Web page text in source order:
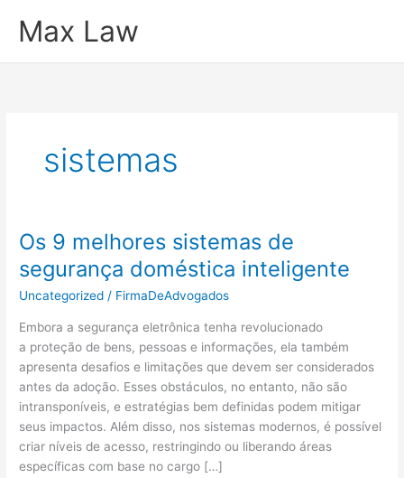
paraMax Law
sistemas
Os 9 melhores sistemas de
segurança doméstica inteligente
Uncategorized / FirmaDeAdvogados
Embora a segurança eletrônica tenha revolucionado
a proteção de bens, pessoas e informações, ela também
apresenta desafios e limitações que devem ser considerados
antes da adoção. Esses obstáculos, no entanto, não são
intransponíveis, e estratégias bem definidas podem mitigar
seus impactos. Além disso, nos sistemas modernos, é possível
criar níveis de acesso, restringindo ou liberando áreas
específicas com base no cargo […]